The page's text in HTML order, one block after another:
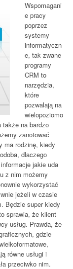
Wspomagani
e pracy
poprzez
systemy
informatyczn
e, tak zwane
programy
CRM to
narzędzia,
które
pozwalają na
wielopoziomo
także na bardzo
zanotować
ma rodzinę, kiedy
dlaczego
jakie uda
z nim możemy
wykorzystać
jeżeli w czasie
Będzie super kiedy
sprawia, że klient
usług. Prawda, że
gdzie
równe usługi i
przeciwko nim.